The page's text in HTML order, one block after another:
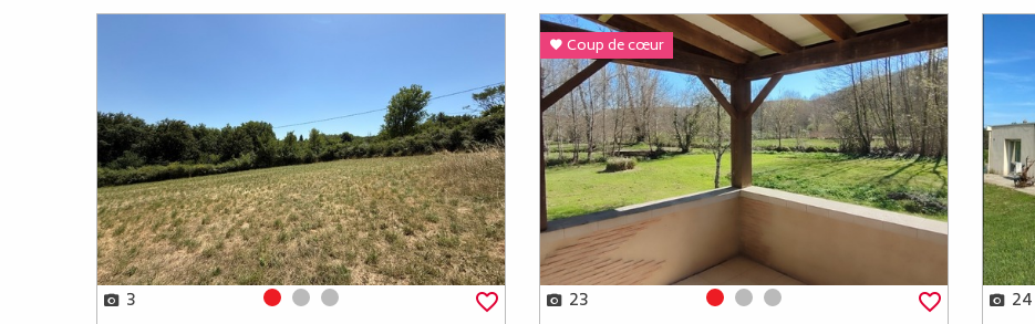
3 Photo 0
Photo 1Photo 2
Coup de cœur
23 Photo 0
Photo 1Photo 2 24